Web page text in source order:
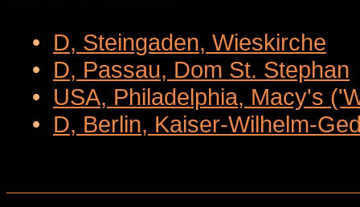
• D, Steingaden, Wieskirche
• D, Passau, Dom St. Stephan
• USA, Philadelphia, Macy's
• D, Berlin, Kaiser-Wilhelm-